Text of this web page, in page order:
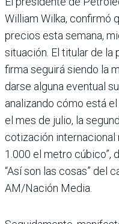
William Wilka, confirmó
precios esta semana,
situación. El titular de la
firma seguirá siendo la
darse alguna eventual
analizando cómo está
el mes de julio, la
cotización inter­nacional
1.000 el metro cúbico”,
“Así son las cosas” del
AM/Nación Media.